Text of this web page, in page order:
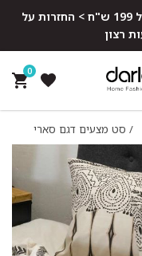
משלוח מהיר חינם לכל הארץ בקנייה מעל 199 ש"ח > החזרות על
0
/ סט מצעים דגם סארי